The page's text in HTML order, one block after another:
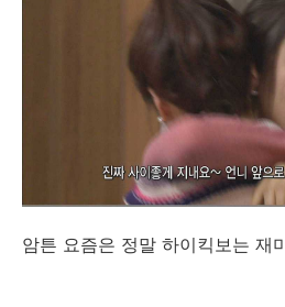
암튼 요즘은 정말 하이킥보는 재